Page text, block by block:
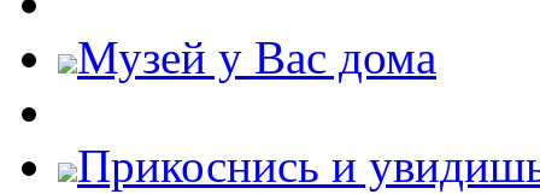
Музей у Вас дома
Прикоснись и